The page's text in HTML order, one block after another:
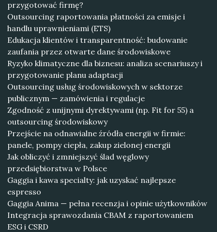
przygotować firmę?
Outsourcing raportowania płatności za emisje i
handlu uprawnieniami (ETS)
Edukacja klientów i transparentność: budowanie
zaufania przez otwarte dane środowiskowe
Ryzyko klimatyczne dla biznesu: analiza scenariuszy i
przygotowanie planu adaptacji
Outsourcing usług środowiskowych w sektorze
publicznym — zamówienia i regulacje
Zgodność z unijnymi dyrektywami (np. Fit for 55) a
outsourcing środowiskowy
Przejście na odnawialne źródła energii w firmie:
panele, pompy ciepła, zakup zielonej energii
Jak obliczyć i zmniejszyć ślad węglowy
przedsiębiorstwa w Polsce
Gaggia i kawa specialty: jak uzyskać najlepsze
espresso
Gaggia Anima — pełna recenzja i opinie użytkowników
Integracja sprawozdania CBAM z raportowaniem
ESG i CSRD